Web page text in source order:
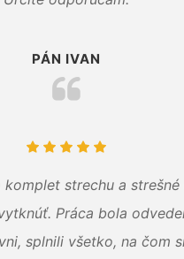
PÁN IVAN
komplet strechu a strešné
Práca bola
splnili všetko, na čom